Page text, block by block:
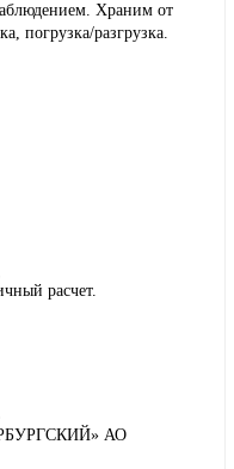
Храним от
погрузка/разгрузка.
расчет.
АО